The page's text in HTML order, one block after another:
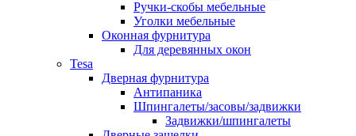
Ручки-скобы мебельные
Уголки мебельные
Оконная фурнитура
Для деревянных окон
Tesa
Дверная фурнитура
Антипаника
Шпингалеты/засовы/задвижки
Задвижки/шпингалеты